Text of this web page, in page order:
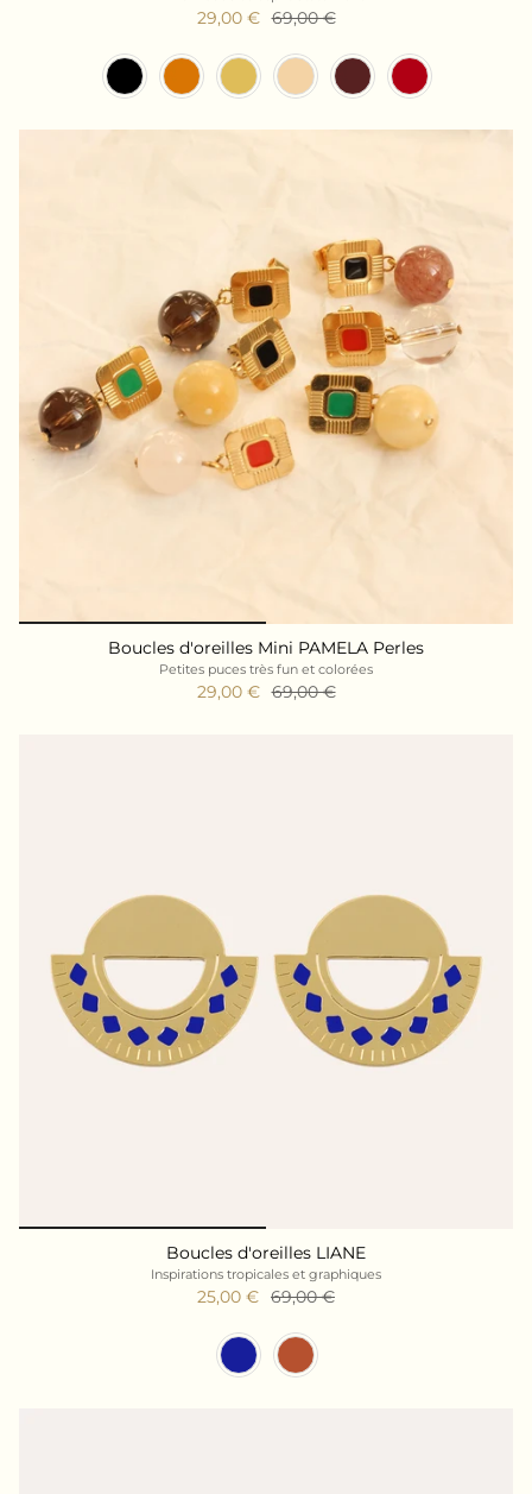
29,00 € 69,00 €
Boucles d'oreilles Mini PAMELA Perles
Petites puces très fun et colorées
29,00 € 69,00 €
Boucles d'oreilles LIANE
Inspirations tropicales et graphiques
25,00 € 69,00 €